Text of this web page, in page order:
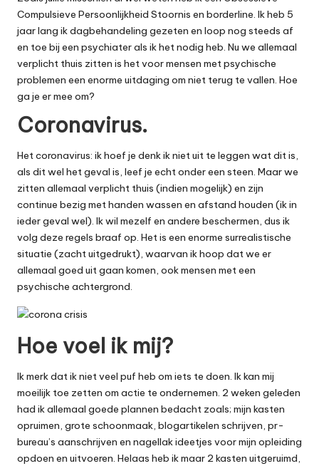
Compulsieve Persoonlijkheid Stoornis en borderline. Ik heb 5
jaar lang ik dagbehandeling gezeten en loop nog steeds af
en toe bij een psychiaterals ik het nodig heb. Nu we allemaal
verplicht thuis zitten is het voor mensen met psychische
problemen een enorme uitdaging om niet terug te vallen. Hoe
ga je er mee om?
Coronavirus.
Hetcoronavirus: ik hoef je denk ik niet uit te leggen wat dit is,
als dit wel het geval is, leef je echt onder een steen. Maar we
zitten allemaal verplicht thuis (indien mogelijk) en zijn
continue bezig met handen wassen en afstand houden (ik in
ieder geval wel). Ik wil mezelf en andere beschermen, dus ik
volg deze regels braaf op. Het is een enorme surrealistische
situatie (zacht uitgedrukt), waarvan ik hoop dat we er
allemaal goed uit gaan komen, ook mensen met een
psychische achtergrond.
Hoe voel ik mij?
Ik merk dat ik niet veel puf heb om iets te doen. Ik kan mij
moeilijk toe zetten om actie te ondernemen. 2 weken geleden
had ik allemaal goede plannen bedacht zoals; mijn kasten
opruimen, grote schoonmaak, blogartikelen schrijven, pr-
bureau’s aanschrijven en nagellak ideetjes voor mijn opleiding
opdoen en uitvoeren. Helaas heb ik maar 2 kasten uitgeruimd,